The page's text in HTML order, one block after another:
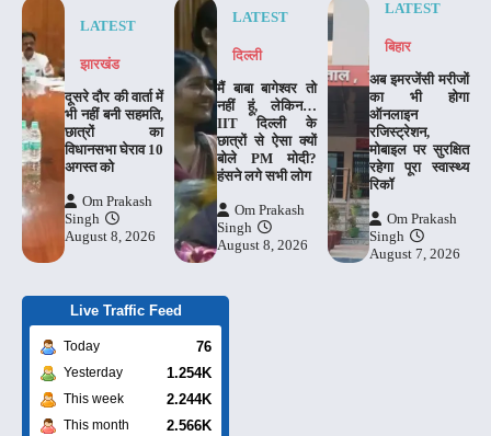
LATEST
झारखंड
दूसरे दौर की वार्ता में
भी नहीं बनी सहमति,
छात्रों का
विधानसभा घेराव 10
अगस्त को
Om Prakash
Singh
August 8, 2026
LATEST
दिल्‍ली
मैं बाबा बागेश्वर तो
नहीं हूं, लेकिन…
IIT दिल्ली के
छात्रों से ऐसा क्यों
बोले PM मोदी?
हंसने लगे सभी लोग
Om Prakash
Singh
August 8, 2026
LATEST
बिहार
अब इमरजेंसी मरीजों
का भी होगा
ऑनलाइन
रजिस्ट्रेशन,
मोबाइल पर सुरक्षित
रहेगा पूरा स्वास्थ्य
रिकॉ
Om Prakash
Singh
August 7, 2026
Live Traffic Feed
Today 76
Yesterday 1.254K
This week 2.244K
This month 2.566K